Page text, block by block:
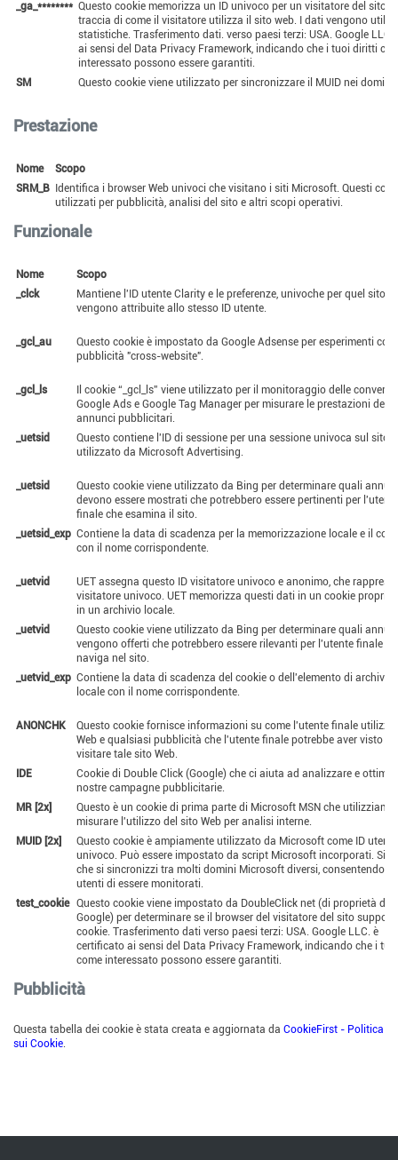
Prestazione
_ga_******** Questo cookie memorizza un ID univoco per un visitatore del sito
traccia di come il visitatore utilizza il sito web. I dati vengono
statistiche. Trasferimento dati. verso paesi terzi: USA. Google LLC.
ai sensi del Data Privacy Framework, indicando che i tuoi diritti
interessato possono essere garantiti.
SM
Questo cookie viene utilizzato per sincronizzare il MUID nei domini
Funzionale
Nome
Scopo
SRM_B
Identifica i browser Web univoci che visitano i siti Microsoft. Questi
utilizzati per pubblicità, analisi del sito e altri scopi operativi.
Pubblicità
Nome
Scopo
_clck
Mantiene l'ID utente Clarity e le preferenze, univoche per quel sito,
vengono attribuite allo stesso ID utente.
_gcl_au
Questo cookie è impostato da Google Adsense per esperimenti con
pubblicità "cross-website".
_gcl_ls
Il cookie “_gcl_ls” viene utilizzato per il monitoraggio delle
Google Ads e Google Tag Manager per misurare le prestazioni degli
annunci pubblicitari.
_uetsid
Questo contiene l'ID di sessione per una sessione univoca sul sito.
utilizzato da Microsoft Advertising.
_uetsid
Questo cookie viene utilizzato da Bing per determinare quali
devono essere mostrati che potrebbero essere pertinenti per l'utente
finale che esamina il sito.
_uetsid_exp Contiene la data di scadenza per la memorizzazione locale e il
con il nome corrispondente.
_uetvid
UET assegna questo ID visitatore univoco e anonimo, che
visitatore univoco. UET memorizza questi dati in un cookie
in un archivio locale.
_uetvid
Questo cookie viene utilizzato da Bing per determinare quali
vengono offerti che potrebbero essere rilevanti per l'utente finale
naviga nel sito.
_uetvid_exp Contiene la data di scadenza del cookie o dell'elemento di
locale con il nome corrispondente.
ANONCHK
Questo cookie fornisce informazioni su come l'utente finale
Web e qualsiasi pubblicità che l'utente finale potrebbe aver visto
visitare tale sito Web.
IDE
Cookie di Double Click (Google) che ci aiuta ad analizzare e
nostre campagne pubblicitarie.
MR [2x]
Questo è un cookie di prima parte di Microsoft MSN che utilizziamo
misurare l'utilizzo del sito Web per analisi interne.
MUID [2x]
Questo cookie è ampiamente utilizzato da Microsoft come ID utente
univoco. Può essere impostato da script Microsoft incorporati. Si
che si sincronizzi tra molti domini Microsoft diversi, consentendo
utenti di essere monitorati.
test_cookie Questo cookie viene impostato da DoubleClick net (di proprietà di
Google) per determinare se il browser del visitatore del sito
cookie. Trasferimento dati verso paesi terzi: USA. Google LLC. è
certificato ai sensi del Data Privacy Framework, indicando che i
come interessato possono essere garantiti.
Questa tabella dei cookie è stata creata e aggiornata da CookieFirst - Politica
sui Cookie.